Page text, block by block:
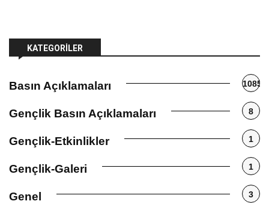
KATEGORILER
Basın Açıklamaları 1085
Gençlik Basın Açıklamaları 8
Gençlik-Etkinlikler 1
Gençlik-Galeri 1
Genel 3